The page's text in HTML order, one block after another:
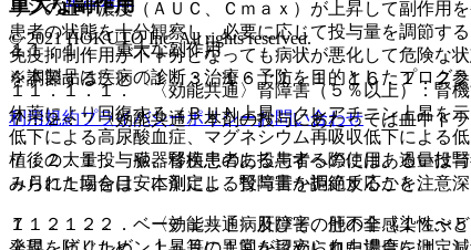
１１．１． 重大な副作用
１１．１．１． 〈効能共通〉腎障害（５％以上）：腎
休薬により回復する（ＢＵＮ上昇、クレアチニン上昇を
低下による高尿酸血症、マグネシウム再吸収低下による
植後の大量投与や、腎疾患のある患者への使用あるいは
みられた場合は、本剤による腎障害か拒絶反応かを注意
１１．１．２． 〈効能共通〉肝障害、肝不全（１％〜
リンの血中濃度（ＡＵＣ、Ｃｍａｘ）が上昇して副作用
患者の状態を十分観察し、必要に応じて投与量を調節す
免疫抑制作用が不十分となっても病状が悪化して危険な
を調節すること〔１．３、１６．１．１、１６．１．２
７．２． 〈効能共通〉本剤の投与にあたっては血中ト
７．２．１． 臓器移植患者に投与する際には、過量投
ヵ月に１回を目安に測定し、投与量を調節すること。
７．２．２． ベーチェット病及びその他の非感染性ぶ
© 2021 HOKUTO Inc. All rights reserved.
※本製品は疾病の診断・治療・予防を目的としたプログラ
利用規約プライバシーポリシーお問い合わせ